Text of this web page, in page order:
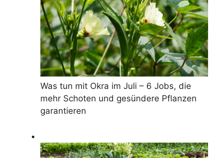
Was tun mit Okra im Juli – 6 Jobs, die
mehr Schoten und gesündere Pflanzen
garantieren